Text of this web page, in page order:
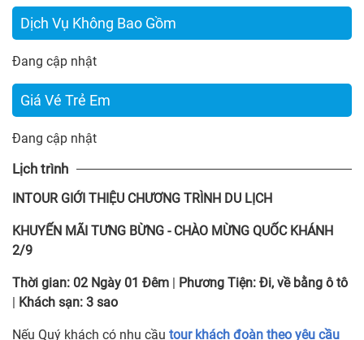
Dịch Vụ Không Bao Gồm
Đang cập nhật
Giá Vé Trẻ Em
Đang cập nhật
Lịch trình
INTOUR GIỚI THIỆU CHƯƠNG TRÌNH DU LỊCH
KHUYẾN MÃI TƯNG BỪNG - CHÀO MỪNG QUỐC KHÁNH
2/9
Thời gian: 02 Ngày 01 Đêm Phương Tiện: Đi, về bằng ô tô
Khách sạn: 3 sao
Nếu Quý khách có nhu cầu tour khách đoàn theo yêu cầu